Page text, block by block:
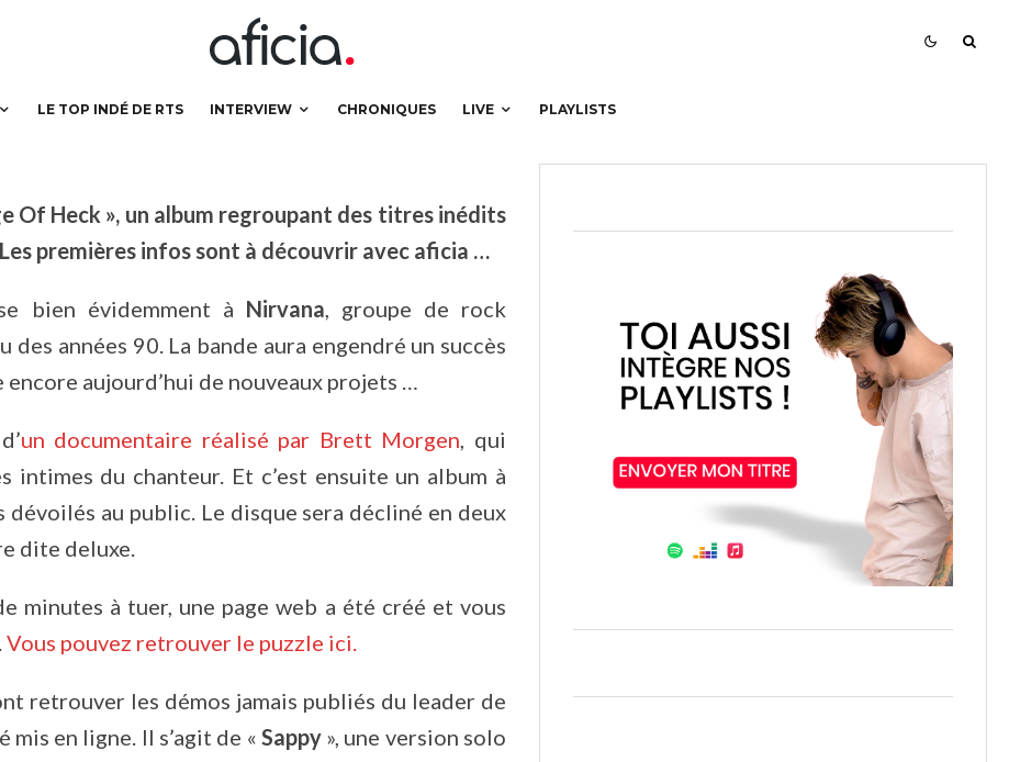
LE TOP INDÉ DE RTS INTERVIEW CHRONIQUES LIVE PLAYLISTS
Of Heck », un album regroupant des titres inédits
premières infos sont à découvrir avec aficia …
bien évidemment à Nirvana, groupe de rock
années 90. La bande aura engendré un succès
aujourd’hui de nouveaux projets …
un documentaire réalisé par Brett Morgen, qui
intimes du chanteur. Et c’est ensuite un album à
au public. Le disque sera décliné en deux
dite deluxe.
minutes à tuer, une page web a été créé et vous
Vous pouvez retrouver le puzzle ici.
retrouver les démos jamais publiés du leader de
en ligne. Il s’agit de « Sappy», une version solo